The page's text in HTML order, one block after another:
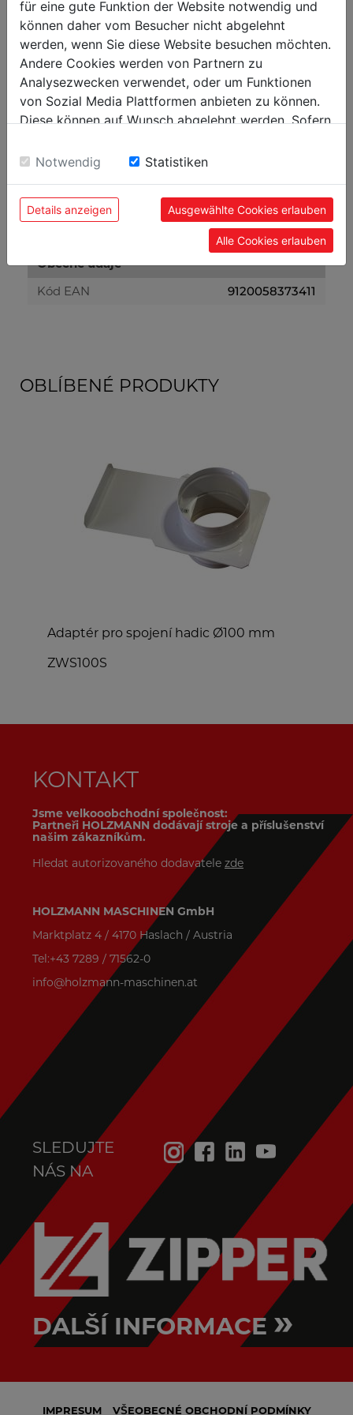
Hmotnost
Netto [kg]
Brutto [kg]
0.40
Výška balení [mm]
Šířka balení [mm]
0,465
Délka balení [mm]
0,405
Obecné údaje
Kód EAN
9120058373411
OBLÍBENÉ PRODUKTY
Adaptér pro spojení hadic Ø100 mm
ZWS100S
KONTAKT
Jsme velkooobchodní společnost:
Partneři HOLZMANN dodávají stroje a příslušenství
našim zákazníkům.
Hledat autorizovaného dodavatele zde
HOLZMANN MASCHINEN GmbH
Marktplatz 4 / 4170 Haslach / Austria
Tel:+43 7289 / 71562-0
info@holzmann-maschinen.at
SLEDUJTE
NÁS NA
DALŠÍ INFORMACE »
IMPRESUM VŠEOBECNÉ OBCHODNÍ PODMÍNKY
für eine gute Funktion der Website notwendig und
können daher vom Besucher nicht abgelehnt
werden, wenn Sie diese Website besuchen möchten.
Andere Cookies werden von Partnern zu
Analysezwecken verwendet, oder um Funktionen
von Sozial Media Plattformen anbieten zu können.
Diese können auf Wunsch abgelehnt werden. Sofern
Einwilligung zu unseren Cookies.
Notwendig Statistiken
Details anzeigen Ausgewählte Cookies erlauben
Alle Cookies erlauben